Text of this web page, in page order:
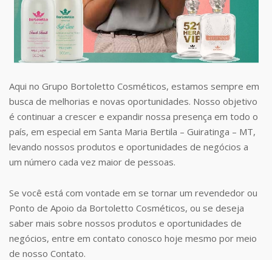
Aqui no Grupo Bortoletto Cosméticos, estamos sempre em
busca de melhorias e novas oportunidades. Nosso objetivo
é continuar a crescer e expandir nossa presença em todo o
país, em especial em Santa Maria Bertila – Guiratinga – MT,
levando nossos produtos e oportunidades de negócios a
um número cada vez maior de pessoas.
Se você está com vontade em se tornar um revendedor ou
Ponto de Apoio da Bortoletto Cosméticos, ou se deseja
saber mais sobre nossos produtos e oportunidades de
negócios, entre em contato conosco hoje mesmo por meio
de nosso Contato.